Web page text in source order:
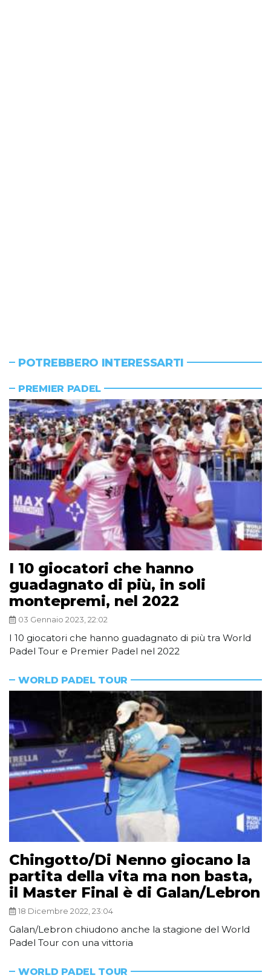
POTREBBERO INTERESSARTI
PREMIER PADEL
I 10 giocatori che hanno
guadagnato di più, in soli
montepremi, nel 2022
03 Gennaio 2023, 22:02
I 10 giocatori che hanno guadagnato di più tra World
Padel Tour e Premier Padel nel 2022
WORLD PADEL TOUR
Chingotto/Di Nenno giocano la
partita della vita ma non basta,
il Master Final è di Galan/Lebron
18 Dicembre 2022, 23:04
Galan/Lebron chiudono anche la stagione del World
Padel Tour con una vittoria
WORLD PADEL TOUR